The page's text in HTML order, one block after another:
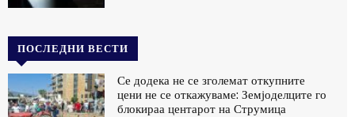
ПОСЛЕДНИ ВЕСТИ
Се додека не се зголемат откупните
цени не се откажуваме: Земјоделците го
блокираа центарот на Струмица